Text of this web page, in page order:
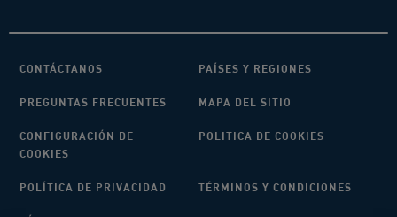
CONTÁCTANOS PAÍSES Y REGIONES
PREGUNTAS FRECUENTES MAPA DEL SITIO
CONFIGURACIÓN DE
COOKIES
POLITICA DE COOKIES
POLÍTICA DE PRIVACIDAD TÉRMINOS Y CONDICIONES